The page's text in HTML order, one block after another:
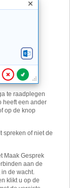
te raadplegen
heeft een ander
op de knop
spreken of niet de
Maak Gesprek
aan de
de wacht.
klikt u op de